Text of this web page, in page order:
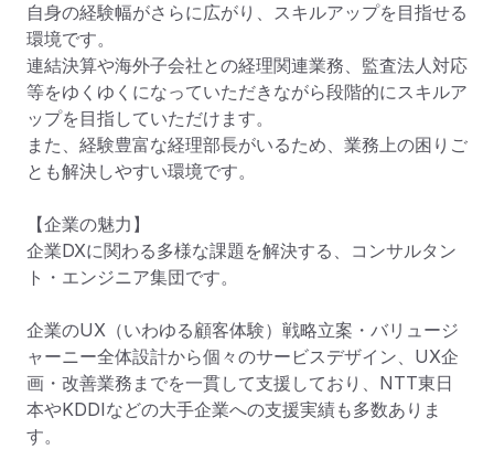
自身の経験幅がさらに広がり、スキルアップを目指せる
環境です。
連結決算や海外子会社との経理関連業務、監査法人対応
等をゆくゆくになっていただきながら段階的にスキルア
ップを目指していただけます。
また、経験豊富な経理部長がいるため、業務上の困りご
とも解決しやすい環境です。
【企業の魅力】
企業DXに関わる多様な課題を解決する、コンサルタン
ト・エンジニア集団です。
企業のUX（いわゆる顧客体験）戦略立案・バリュージ
ャーニー全体設計から個々のサービスデザイン、UX企
画・改善業務までを一貫して支援しており、NTT東日
本やKDDIなどの大手企業への支援実績も多数ありま
す。